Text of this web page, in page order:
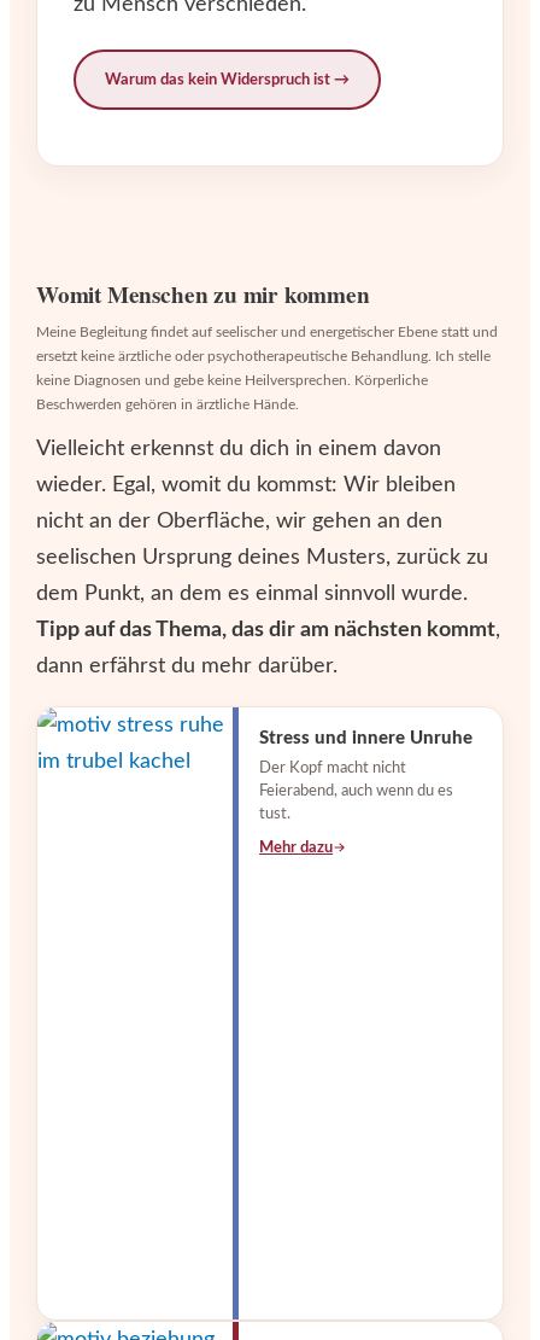
zu Mensch verschieden.
Warum das kein Widerspruch ist
Womit Menschen zu mir kommen
Meine Begleitung findet auf seelischer und energetischer Ebene statt und
ersetzt keine ärztliche oder psychotherapeutische Behandlung. Ich stelle
keine Diagnosen und gebe keine Heilversprechen. Körperliche
Beschwerden gehören in ärztliche Hände.
Vielleicht erkennst du dich in einem davon
wieder. Egal, womit du kommst: Wir bleiben
nicht an der Oberfläche, wir gehen an den
seelischen Ursprung deines Musters, zurück zu
dem Punkt, an dem es einmal sinnvoll wurde.
Tipp auf das Thema, das dir am nächsten kommt,
dann erfährst du mehr darüber.
Stress und innere Unruhe
Der Kopf macht nicht
Feierabend, auch wenn du es
tust.
Mehr dazu